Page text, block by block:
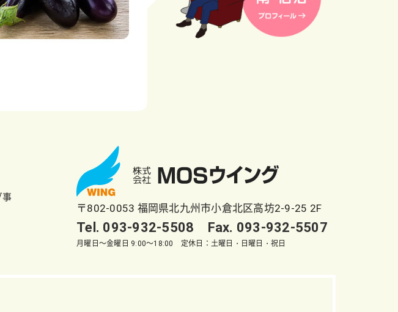
事
〒802-0053 福岡県北九州市小倉北区高坊2-9-25 2F
Tel. 093-932-5508 Fax. 093-932-5507
月曜日～金曜日 9:00～18:00 定休日：土曜日・日曜日・祝日